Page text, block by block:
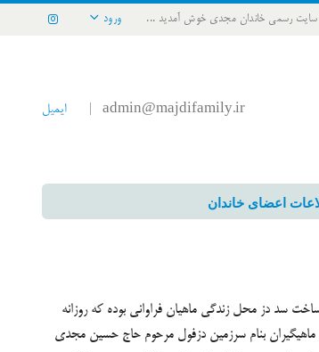
رسمی خاندان مجدی خوش آمدید ... ورود
admin@majdifamily.ir ایمیل
اعضای خاندان
سد دز محل زندگی ماهیان فراوانی بوده که روزانه
ماهیگیران بنام سرزمین دزفول مرحوم حاج حسین مجدی